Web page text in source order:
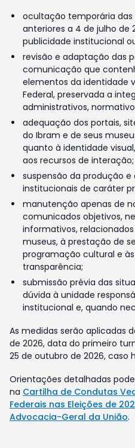
ocultação temporária
anteriores a 4 de julho de
publicidade institucional
revisão e adaptação das
comunicação que
elementos da identidade
Federal, preservada a
administrativos,
adequação dos portais,
do Ibram e de seus
quanto à identidade
aos recursos de interação;
suspensão da produção
institucionais de caráter
manutenção apenas de
comunicados objetivos,
informativos,
museus, à prestação de
programação cultural e
transparência;
submissão prévia das
dúvida à unidade
institucional e, quando
As medidas serão aplicadas
de 2026, data do primeiro
25 de outubro de 2026, caso
Orientações detalhadas
na Cartilha de Condutas
Federais nas Eleições de
Advocacia-Geral da União.